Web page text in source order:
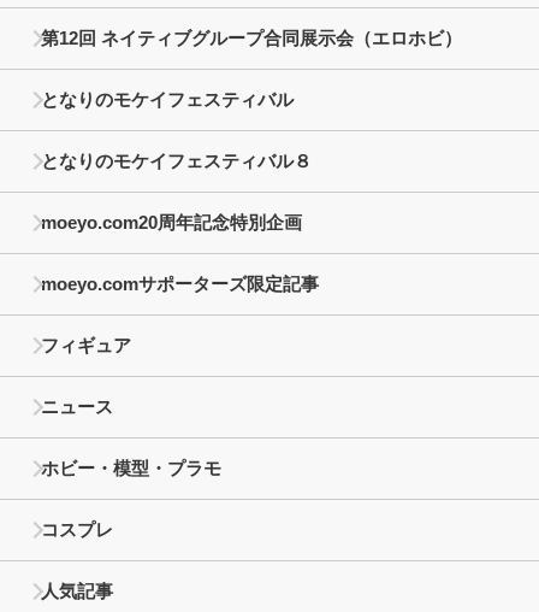
第12回 ネイティブグループ合同展示会（エロホビ）
となりのモケイフェスティバル
となりのモケイフェスティバル８
moeyo.com20周年記念特別企画
moeyo.comサポーターズ限定記事
フィギュア
ニュース
ホビー・模型・プラモ
コスプレ
人気記事